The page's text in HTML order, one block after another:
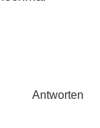
Antworten